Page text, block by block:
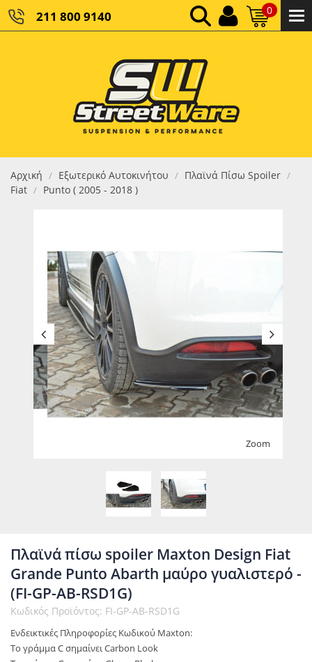
211 800 9140 0
ΚΑΘΑΡΌ ΣΎΝΟΛΟ:
ΤΕΛΙΚΌ ΣΎΝΟΛΟ:0,00 €
Αρχική / Εξωτερικό Αυτοκινήτου / Πλαϊνά Πίσω Spoiler /
Fiat / Punto ( 2005 - 2018 )
Zoom
Πλαϊνά πίσω spoiler Maxton Design Fiat
Grande Punto Abarth μαύρο γυαλιστερό -
(FI-GP-AB-RSD1G)
Κωδικός Προϊόντος: FI-GP-AB-RSD1G
Ενδεικτικές Πληροφορίες Κωδικού Maxton:
Το γράμμα C σημαίνει Carbon Look